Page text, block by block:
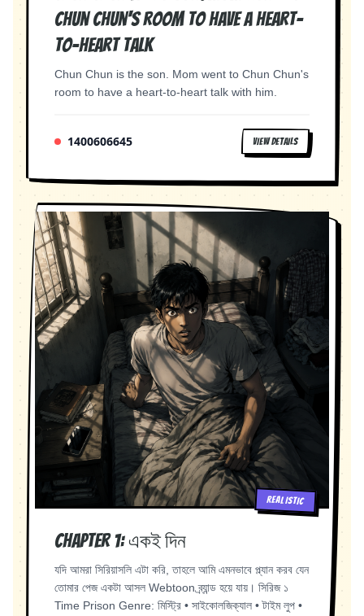
sumerge parcialmente en el agua. Por un
instante, Adrián alcanza a ver que bajo la
superficie no tiene piernas humanas, sino una
brillante cola de sirena. Adrián: —No puede ser…
Narrador: Aquella noche, Adrián descubrió que
brillan desde debajo del agua. Neria: —No
Chun Chun's room to have a heart-
to-heart talk
Chun Chun is the son. Mom went to Chun Chun's
room to have a heart-to-heart talk with him.
1400606645 VIEW DETAILS
REALISTIC
Chapter 1: একই দিন
যদি আমরা সিরিয়াসলি এটা করি, তাহলে আমি এমনভাবে প্ল্যান করব যেন
তোমার পেজ একটা আসল Webtoon ব্র্যান্ড হয়ে যায়। সিরিজ ১
Time Prison Genre: মিস্ট্রি • সাইকোলজিক্যাল • টাইম লুপ •